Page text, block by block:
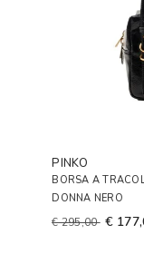
PINKO
BORSA A
DONNA NERO
€ 295,00 €